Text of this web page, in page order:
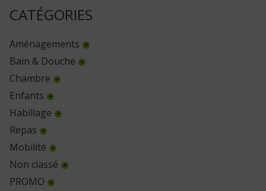
CATÉGORIES
Aménagements
Bain & Douche
Chambre
Enfants
Habillage
Repas
Mobilité
Non classé
PROMO